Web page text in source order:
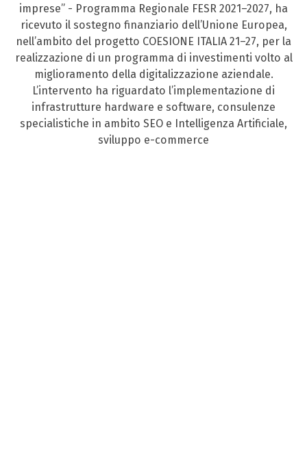
imprese” - Programma Regionale FESR 2021–2027, ha
ricevuto il sostegno finanziario dell’Unione Europea,
nell’ambito del progetto COESIONE ITALIA 21–27, per la
realizzazione di un programma di investimenti volto al
miglioramento della digitalizzazione aziendale.
L’intervento ha riguardato l’implementazione di
infrastrutture hardware e software, consulenze
specialistiche in ambito SEO e Intelligenza Artificiale,
sviluppo e-commerce